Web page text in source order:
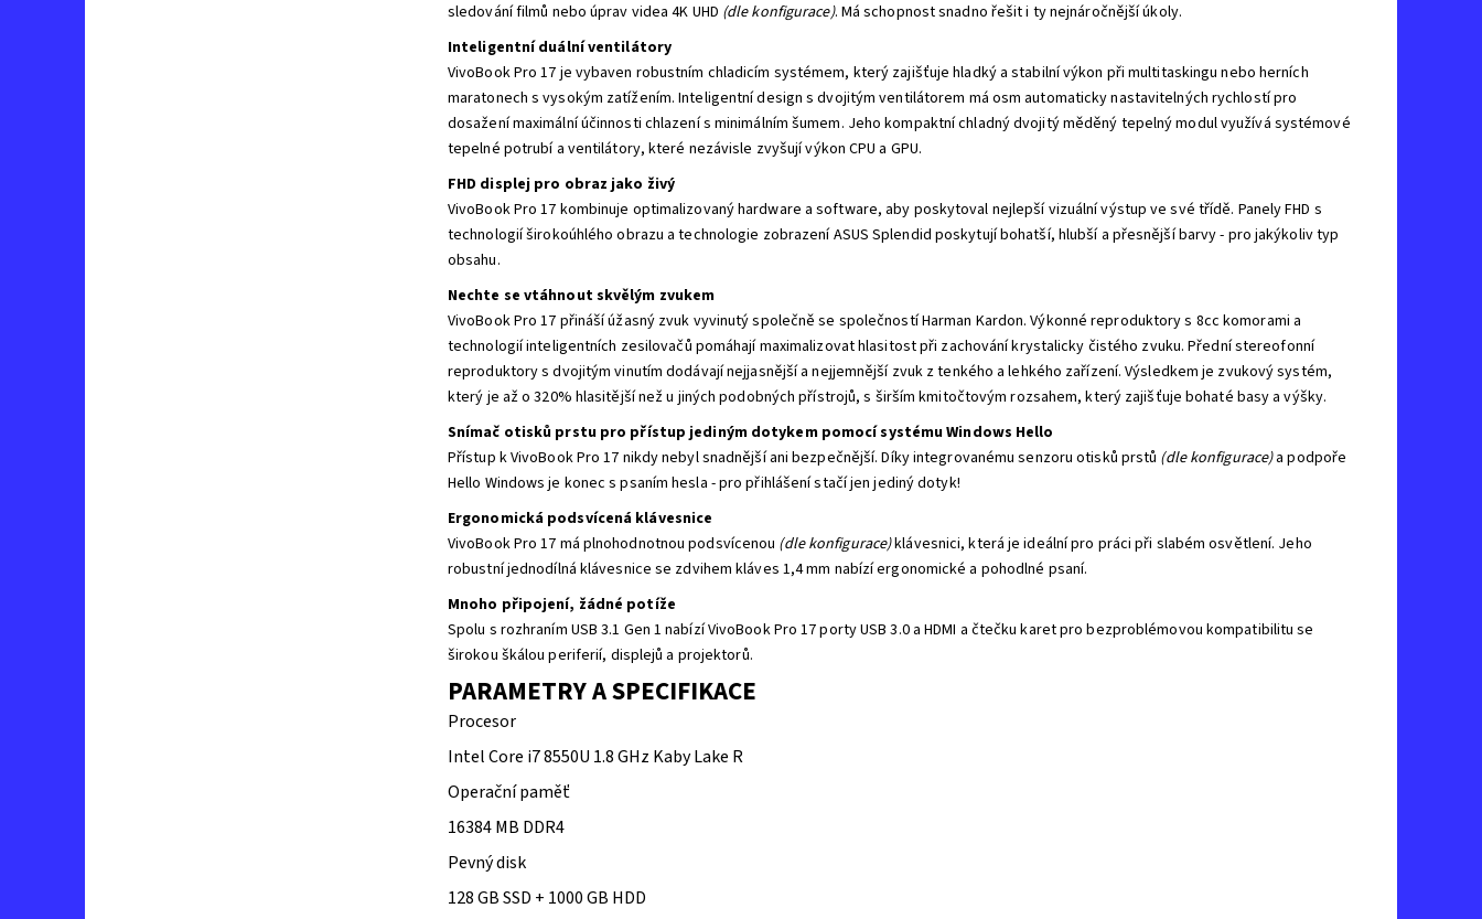
sledování filmů nebo úprav videa 4K UHD (dle konfigurace). Má schopnost snadno řešit i ty nejnáročnější úkoly.
Inteligentní duální ventilátory
VivoBook Pro 17 je vybaven robustním chladicím systémem, který zajišťuje hladký a stabilní výkon při multitaskingu nebo herních
maratonech s vysokým zatížením. Inteligentní design s dvojitým ventilátorem má osm automaticky nastavitelných rychlostí pro
dosažení maximální účinnosti chlazení s minimálním šumem. Jeho kompaktní chladný dvojitý měděný tepelný modul využívá systémové
tepelné potrubí a ventilátory, které nezávisle zvyšují výkon CPU a GPU.
FHD displej pro obraz jako živý
VivoBook Pro 17 kombinuje optimalizovaný hardware a software, aby poskytoval nejlepší vizuální výstup ve své třídě. Panely FHD s
technologií širokoúhlého obrazu a technologie zobrazení ASUS Splendid poskytují bohatší, hlubší a přesnější barvy - pro jakýkoliv typ
obsahu.
Nechte se vtáhnout skvělým zvukem
VivoBook Pro 17 přináší úžasný zvuk vyvinutý společně se společností Harman Kardon. Výkonné reproduktory s 8cc komorami a
technologií inteligentních zesilovačů pomáhají maximalizovat hlasitost při zachování krystalicky čistého zvuku. Přední stereofonní
reproduktory s dvojitým vinutím dodávají nejjasnější a nejjemnější zvuk z tenkého a lehkého zařízení. Výsledkem je zvukový systém,
který je až o 320% hlasitější než u jiných podobných přístrojů, s širším kmitočtovým rozsahem, který zajišťuje bohaté basy a výšky.
Snímač otisků prstu pro přístup jediným dotykem pomocí systému Windows Hello
Přístup k VivoBook Pro 17 nikdy nebyl snadnější ani bezpečnější. Díky integrovanému senzoru otisků prstů (dle konfigurace)a podpoře
Hello Windows je konec s psaním hesla - pro přihlášení stačí jen jediný dotyk!
Ergonomická podsvícená klávesnice
VivoBook Pro 17 má plnohodnotnou podsvícenou (dle konfigurace)klávesnici, která je ideální pro práci při slabém osvětlení. Jeho
robustní jednodílná klávesnice se zdvihem kláves 1,4 mm nabízí ergonomické a pohodlné psaní.
Mnoho připojení, žádné potíže
Spolu s rozhraním USB 3.1 Gen 1 nabízí VivoBook Pro 17 porty USB 3.0 a HDMI a čtečku karet pro bezproblémovou kompatibilitu se
širokou škálou periferií, displejů a projektorů.
PARAMETRY A SPECIFIKACE
Procesor
Intel Core i7 8550U 1.8 GHz Kaby Lake R
Operační paměť
16384 MB DDR4
Pevný disk
128 GB SSD + 1000 GB HDD